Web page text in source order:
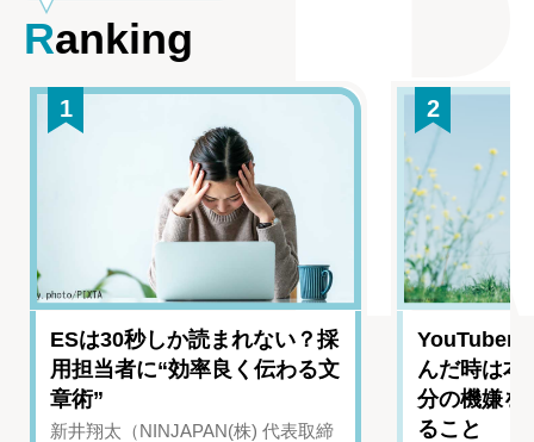
Ranking
1
ESは30秒しか読まれない？採
用担当者に“効率良く伝わる文
章術”
新井翔太（NINJAPAN(株) 代表取締
2
YouTuber
んだ時は
分の機嫌を
ること